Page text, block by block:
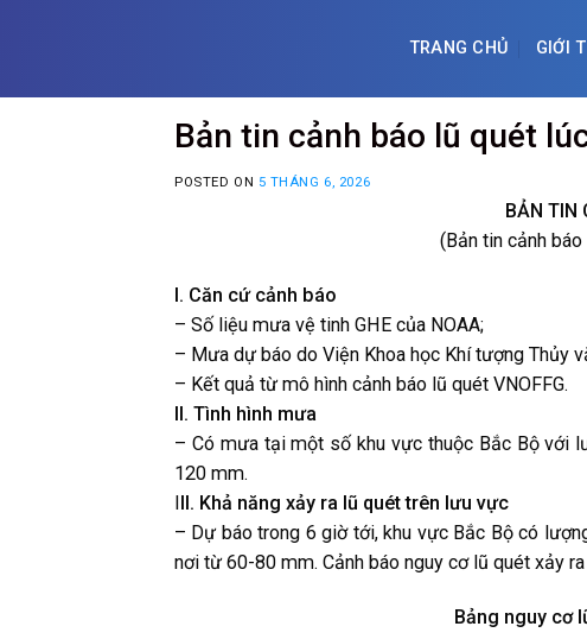
TRANG CHỦ GIỚI
Bản tin cảnh báo lũ quét
POSTED ON 5 THÁNG 6, 2026
BẢN TIN
(Bản tin cảnh
I. Căn cứ cảnh báo
– Số liệu mưa vệ tinh GHE của NOAA;
– Mưa dự báo do Viện Khoa học Khí tượng Thủy
– Kết quả từ mô hình cảnh báo lũ quét VNOFFG.
II. Tình hình mưa
– Có mưa tại một số khu vực thuộc Bắc Bộ với
120 mm.
III. Khả năng xảy ra lũ quét trên lưu vực
– Dự báo trong 6 giờ tới, khu vực Bắc Bộ có
nơi từ 60-80 mm. Cảnh báo nguy cơ lũ quét xảy
Bảng nguy cơ